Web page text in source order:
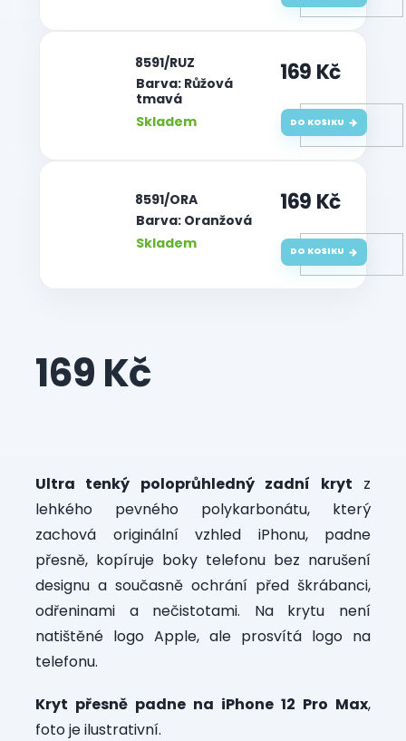
Barva: Růžová
tmavá
Skladem
| 8591/RUZ 169 Kč
DO KOŠÍKU
Barva: Oranžová
Skladem
| 8591/ORA 169 Kč
DO KOŠÍKU
169 Kč
Ultra tenký poloprůhledný zadní kryt z
lehkého pevného polykarbonátu, který
zachová originální vzhled iPhonu, padne
přesně, kopíruje boky telefonu bez narušení
designu a současně ochrání před škrábanci,
odřeninami a nečistotami. Na krytu není
natištěné logo Apple, ale prosvítá logo na
telefonu.
Kryt přesně padne na iPhone 12 Pro Max,
foto je ilustrativní.